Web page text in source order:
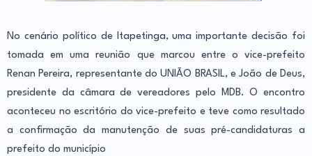
No cenário político de Itapetinga, uma importante decisão foi
tomada em uma reunião que marcou entre o vice-prefeito
Renan Pereira, representante do UNIÃO BRASIL, e João de Deus,
presidente da câmara de vereadores pelo MDB. O encontro
aconteceu no escritório do vice-prefeito e teve como resultado
a confirmação da manutenção de suas pré-candidaturas a
prefeito do município